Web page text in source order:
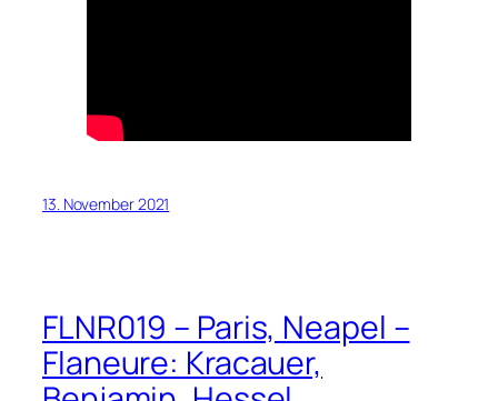
13. November 2021
FLNR019 – Paris, Neapel –
Flaneure: Kracauer,